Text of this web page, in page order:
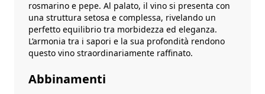
rosmarino e pepe. Al palato, il vino si presenta con
una struttura setosa e complessa, rivelando un
perfetto equilibrio tra morbidezza ed eleganza.
L’armonia tra i sapori e la sua profondità rendono
questo vino straordinariamente raffinato.
Abbinamenti